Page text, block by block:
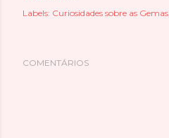
Labels: Curiosidades sobre as Gemas
COMENTÁRIOS